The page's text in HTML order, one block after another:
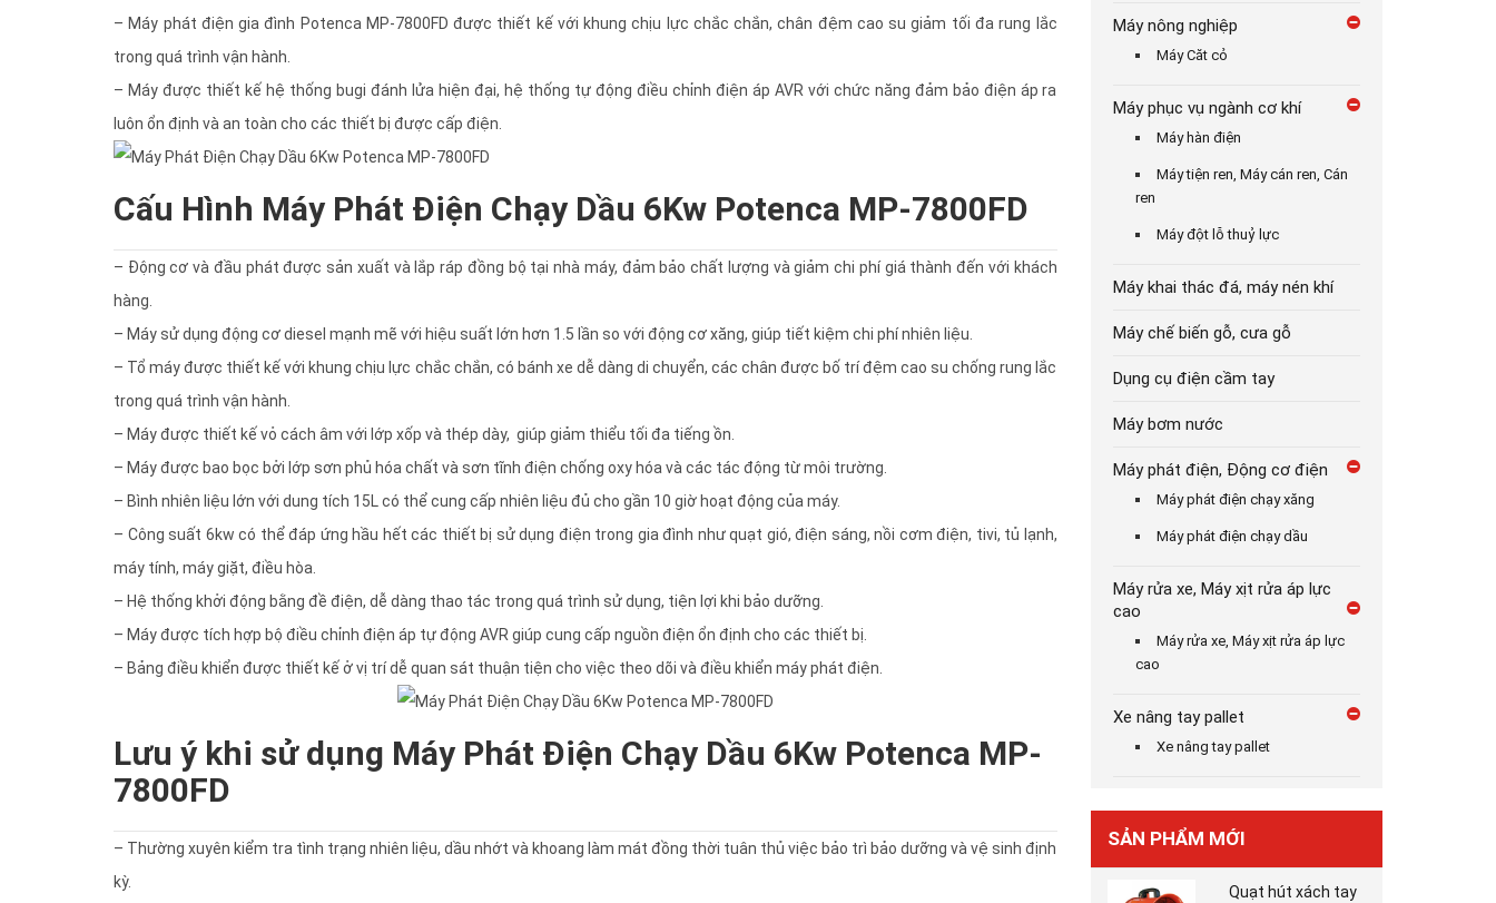
– Máy phát điện gia đình Potenca MP-7800FD được thiết kế với khung chịu lực chắc chắn, chân đệm cao su giảm tối đa rung lắc
trong quá trình vận hành.
– Máy được thiết kế hệ thống bugi đánh lửa hiện đại, hệ thống tự động điều chỉnh điện áp AVR với chức năng đảm bảo điện áp ra
luôn ổn định và an toàn cho các thiết bị được cấp điện.
Cấu Hình Máy Phát Điện Chạy Dầu 6Kw Potenca MP-7800FD
– Động cơ và đầu phát được sản xuất và lắp ráp đồng bộ tại nhà máy, đảm bảo chất lượng và giảm chi phí giá thành đến với khách
hàng.
– Máy sử dụng động cơ diesel mạnh mẽ với hiệu suất lớn hơn 1.5 lần so với động cơ xăng, giúp tiết kiệm chi phí nhiên liệu.
– Tổ máy được thiết kế với khung chịu lực chắc chắn, có bánh xe dễ dàng di chuyển, các chân được bố trí đệm cao su chống rung lắc
trong quá trình vận hành.
– Máy được thiết kế vỏ cách âm với lớp xốp và thép dày, giúp giảm thiểu tối đa tiếng ồn.
– Máy được bao bọc bởi lớp sơn phủ hóa chất và sơn tĩnh điện chống oxy hóa và các tác động từ môi trường.
– Bình nhiên liệu lớn với dung tích 15L có thể cung cấp nhiên liệu đủ cho gần 10 giờ hoạt động của máy.
– Công suất 6kw có thể đáp ứng hầu hết các thiết bị sử dụng điện trong gia đình như quạt gió, điện sáng, nồi cơm điện, tivi, tủ lạnh,
máy tính, máy giặt, điều hòa.
– Hệ thống khởi động bằng đề điện, dễ dàng thao tác trong quá trình sử dụng, tiện lợi khi bảo dưỡng.
– Máy được tích hợp bộ điều chỉnh điện áp tự động AVR giúp cung cấp nguồn điện ổn định cho các thiết bị.
– Bảng điều khiển được thiết kế ở vị trí dễ quan sát thuận tiện cho việc theo dõi và điều khiển máy phát điện.
Lưu ý khi sử dụng Máy Phát Điện Chạy Dầu 6Kw Potenca MP-
7800FD
– Thường xuyên kiểm tra tình trạng nhiên liệu, dầu nhớt và khoang làm mát đồng thời tuân thủ việc bảo trì bảo dưỡng và vệ sinh định
kỳ.
Máy nông nghiệp
Máy Căt cỏ
Máy phục vụ ngành cơ khí
Máy hàn điện
Máy tiện ren, Máy cán ren, Cán
ren
Máy đột lỗ thuỷ lực
Máy khai thác đá, máy nén khí
Máy chế biến gỗ, cưa gỗ
Dụng cụ điện cầm tay
Máy bơm nước
Máy phát điện, Động cơ điện
Máy phát điện chạy xăng
Máy phát điện chạy dầu
Máy rửa xe, Máy xịt rửa áp lực
cao
Máy rửa xe, Máy xịt rửa áp lực
cao
Xe nâng tay pallet
Xe nâng tay pallet
SẢN PHẨM MỚI
Quạt hút xách tay